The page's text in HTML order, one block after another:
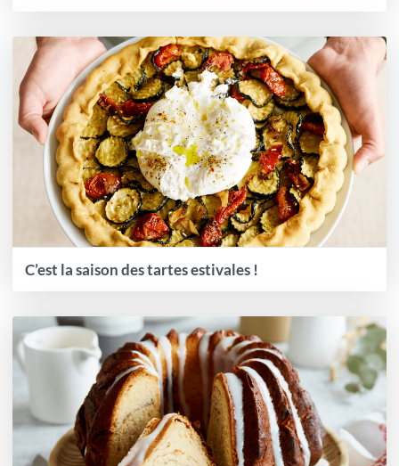
C’est la saison des tartes estivales !